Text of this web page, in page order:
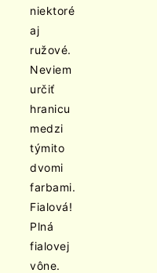
niektoré
aj
ružové.
Neviem
určiť
hranicu
medzi
týmito
dvomi
farbami.
Fialová!
Plná
fialovej
vône.